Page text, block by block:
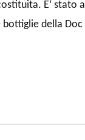
E‘ stato
della Doc